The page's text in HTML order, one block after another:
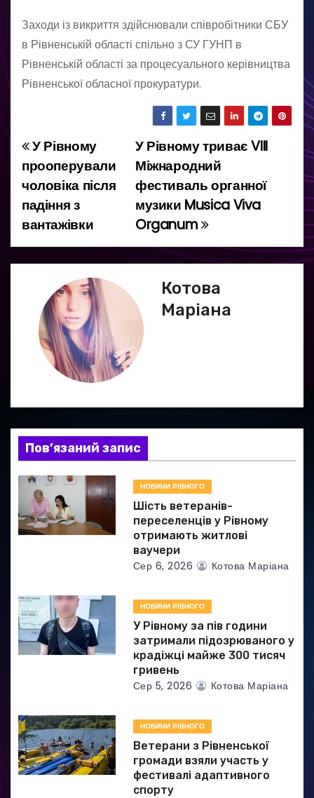
Заходи із викриття здійснювали співробітники СБУ
в Рівненській області спільно з СУ ГУНП в
Рівненській області за процесуального керівництва
Рівненської обласної прокуратури.
Н
а
в
і
г
з
а
п
и
с
в
У Рівному триває VIII
Міжнародний
фестиваль органної
музики Musica Viva
Organum
У Рівному
прооперували
чоловіка після
падіння з
вантажівки
Котова
Маріана
Пов’язаний запис
НОВИНИ РІВНОГО
Шість ветеранів-
переселенців у Рівному
отримають житлові
ваучери
Сер 6, 2026 Котова Маріана
НОВИНИ РІВНОГО
У Рівному за пів години
затримали підозрюваного у
крадіжці майже 300 тисяч
гривень
Сер 5, 2026 Котова Маріана
НОВИНИ РІВНОГО
Ветерани з Рівненської
громади взяли участь у
фестивалі адаптивного
спорту